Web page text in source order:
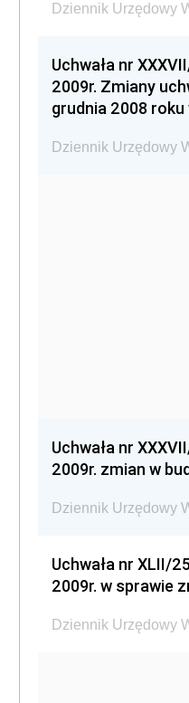
Dziennik Urzędowy
Uchwała nr
2009r. Zmiany
grudnia 2008
Dziennik Urzędowy
Uchwała nr
2009r. zmian w
Dziennik Urzędowy
Uchwała nr XLII/
2009r. w sprawie
Dziennik Urzędowy